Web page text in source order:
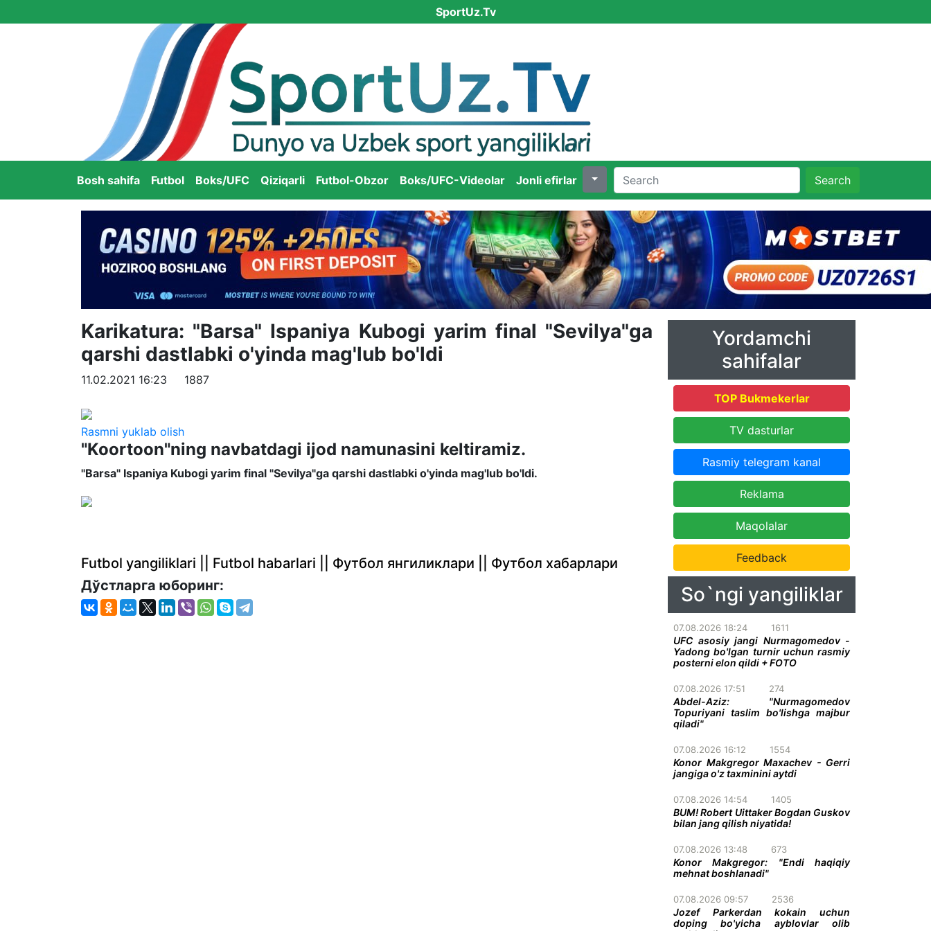
SportUz.Tv
Bosh sahifa Futbol Boks/UFC Qiziqarli Futbol-Obzor Boks/UFC-Videolar Jonli efirlar Search
Karikatura: "Barsa" Ispaniya Kubogi yarim final "Sevilya"ga
qarshi dastlabki o'yinda mag'lub bo'ldi
11.02.2021 16:23 1887
Rasmni yuklab olish
"Koortoon"ning navbatdagi ijod namunasini keltiramiz.
"Barsa" Ispaniya Kubogi yarim final "Sevilya"ga qarshi dastlabki o'yinda mag'lub bo'ldi.
Futbol yangiliklari || Futbol habarlari || Футбол янгиликлари || Футбол хабарлари
Дўстларга юборинг:
Yordamchi
sahifalar
TOP Bukmekerlar
TV dasturlar
Rasmiy telegram kanal
Reklama
Maqolalar
Feedback
So`ngi yangiliklar
07.08.2026 18:24 1611
UFC asosiy jangi Nurmagomedov -
Yadong bo'lgan turnir uchun rasmiy
posterni elon qildi + FOTO
07.08.2026 17:51 274
Abdel-Aziz: "Nurmagomedov
Topuriyani taslim bo'lishga majbur
qiladi"
07.08.2026 16:12 1554
Konor Makgregor Maxachev - Gerri
jangiga o'z taxminini aytdi
07.08.2026 14:54 1405
BUM! Robert Uittaker Bogdan Guskov
bilan jang qilish niyatida!
07.08.2026 13:48 673
Konor Makgregor: "Endi haqiqiy
mehnat boshlanadi"
07.08.2026 09:57 2536
Jozef Parkerdan kokain uchun
doping bo'yicha ayblovlar olib